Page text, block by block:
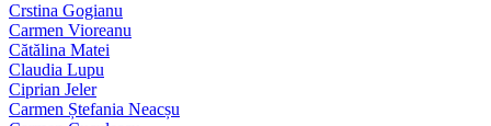
Crstina Gogianu
Carmen Vioreanu
Cătălina Matei
Claudia Lupu
Ciprian Jeler
Carmen Ștefania Neacșu